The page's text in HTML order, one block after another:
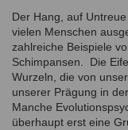
Der Hang, auf
vielen Menschen
zahlreiche Beispiele
Schimpansen. Die
Wurzeln, die von
unserer Prägung in
Manche
überhaupt erst eine